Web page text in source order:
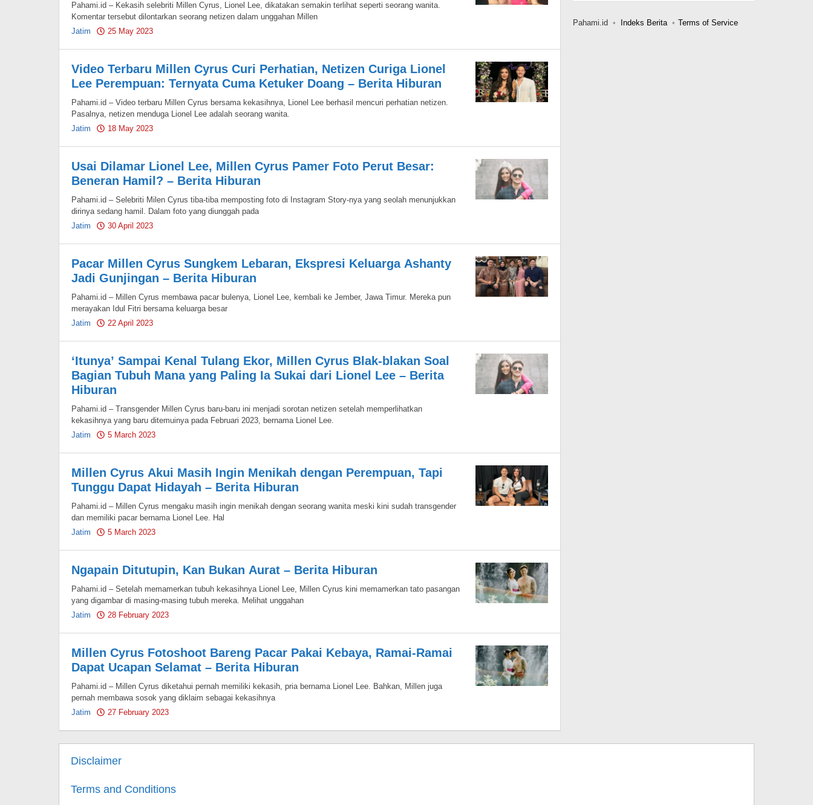
Pahami.id – Kekasih selebriti Millen Cyrus, Lionel Lee, dikatakan semakin terlihat seperti seorang wanita.
Komentar tersebut dilontarkan seorang netizen dalam unggahan Millen
Jatim
25 May 2023
Video Terbaru Millen Cyrus Curi Perhatian, Netizen Curiga Lionel
Lee Perempuan: Ternyata Cuma Ketuker Doang – Berita Hiburan
Pahami.id – Video terbaru Millen Cyrus bersama kekasihnya, Lionel Lee berhasil mencuri perhatian netizen.
Pasalnya, netizen menduga Lionel Lee adalah seorang wanita.
Jatim
18 May 2023
Usai Dilamar Lionel Lee, Millen Cyrus Pamer Foto Perut Besar:
Beneran Hamil? – Berita Hiburan
Pahami.id – Selebriti Milen Cyrus tiba-tiba memposting foto di Instagram Story-nya yang seolah menunjukkan
dirinya sedang hamil. Dalam foto yang diunggah pada
Jatim
30 April 2023
Pacar Millen Cyrus Sungkem Lebaran, Ekspresi Keluarga Ashanty
Jadi Gunjingan – Berita Hiburan
Pahami.id – Millen Cyrus membawa pacar bulenya, Lionel Lee, kembali ke Jember, Jawa Timur. Mereka pun
merayakan Idul Fitri bersama keluarga besar
Jatim
22 April 2023
‘Itunya’ Sampai Kenal Tulang Ekor, Millen Cyrus Blak-blakan Soal
Bagian Tubuh Mana yang Paling Ia Sukai dari Lionel Lee – Berita
Hiburan
Pahami.id – Transgender Millen Cyrus baru-baru ini menjadi sorotan netizen setelah memperlihatkan
kekasihnya yang baru ditemuinya pada Februari 2023, bernama Lionel Lee.
Jatim
5 March 2023
Millen Cyrus Akui Masih Ingin Menikah dengan Perempuan, Tapi
Tunggu Dapat Hidayah – Berita Hiburan
Pahami.id – Millen Cyrus mengaku masih ingin menikah dengan seorang wanita meski kini sudah transgender
dan memiliki pacar bernama Lionel Lee. Hal
Jatim
5 March 2023
Ngapain Ditutupin, Kan Bukan Aurat – Berita Hiburan
Pahami.id – Setelah memamerkan tubuh kekasihnya Lionel Lee, Millen Cyrus kini memamerkan tato pasangan
yang digambar di masing-masing tubuh mereka. Melihat unggahan
Jatim
28 February 2023
Millen Cyrus Fotoshoot Bareng Pacar Pakai Kebaya, Ramai-Ramai
Dapat Ucapan Selamat – Berita Hiburan
Pahami.id – Millen Cyrus diketahui pernah memiliki kekasih, pria bernama Lionel Lee. Bahkan, Millen juga
pernah membawa sosok yang diklaim sebagai kekasihnya
Jatim
27 February 2023
Pahami.id Indeks Berita Terms of Service
Disclaimer
Terms and Conditions